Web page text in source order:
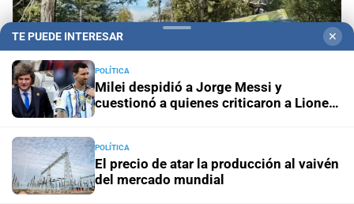
Tragedia en Bariloche Murió una nena de 3 años
tras caer con sus padres al lago Nahuel Huapi
TE PUEDE INTERESAR ✕
POLÍTICA
Milei despidió a Jorge Messi y
cuestionó a quienes criticaron a Lionel
POLÍTICA
El precio de atar la producción al vaivén
del mercado mundial